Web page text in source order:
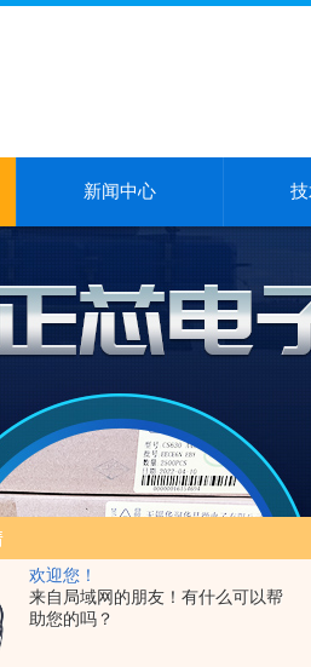
欢迎您！
来自局域网的朋友！有什么可以帮
助您的吗？
新闻中心